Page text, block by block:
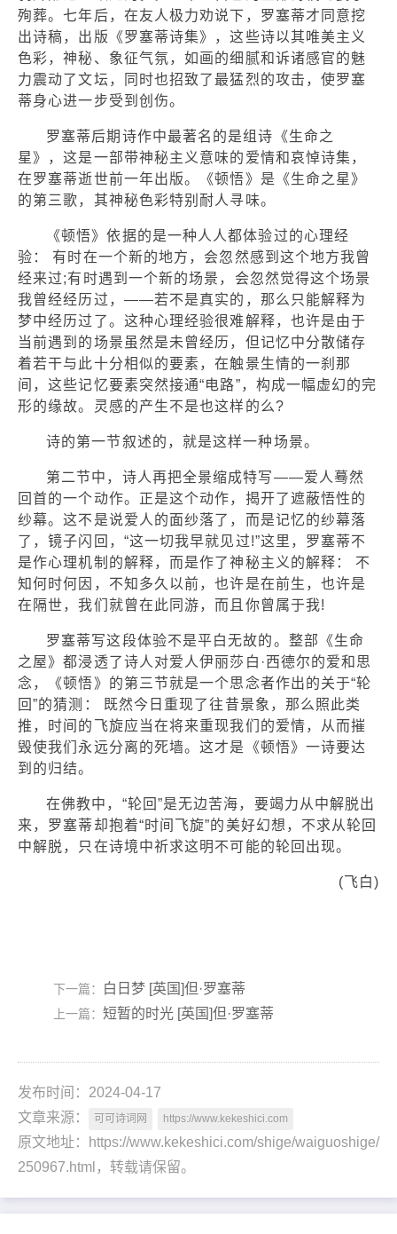
殉葬。七年后，在友人极力劝说下，罗塞蒂才同意挖
出诗稿，出版《罗塞蒂诗集》，这些诗以其唯美主义
色彩，神秘、象征气氛，如画的细腻和诉诸感官的魅
力震动了文坛，同时也招致了最猛烈的攻击，使罗塞
蒂身心进一步受到创伤。
罗塞蒂后期诗作中最著名的是组诗《生命之
星》，这是一部带神秘主义意味的爱情和哀悼诗集，
在罗塞蒂逝世前一年出版。《顿悟》是《生命之星》
的第三歌，其神秘色彩特别耐人寻味。
《顿悟》依据的是一种人人都体验过的心理经
验： 有时在一个新的地方，会忽然感到这个地方我曾
经来过;有时遇到一个新的场景，会忽然觉得这个场景
我曾经经历过，——若不是真实的，那么只能解释为
梦中经历过了。这种心理经验很难解释，也许是由于
当前遇到的场景虽然是未曾经历，但记忆中分散储存
着若干与此十分相似的要素，在触景生情的一刹那
间，这些记忆要素突然接通“电路”，构成一幅虚幻的完
形的缘故。灵感的产生不是也这样的么?
诗的第一节叙述的，就是这样一种场景。
第二节中，诗人再把全景缩成特写——爱人蓦然
回首的一个动作。正是这个动作，揭开了遮蔽悟性的
纱幕。这不是说爱人的面纱落了，而是记忆的纱幕落
了，镜子闪回，“这一切我早就见过!”这里，罗塞蒂不
是作心理机制的解释，而是作了神秘主义的解释： 不
知何时何因，不知多久以前，也许是在前生，也许是
在隔世，我们就曾在此同游，而且你曾属于我!
罗塞蒂写这段体验不是平白无故的。整部《生命
之屋》都浸透了诗人对爱人伊丽莎白·西德尔的爱和思
念，《顿悟》的第三节就是一个思念者作出的关于“轮
回”的猜测： 既然今日重现了往昔景象，那么照此类
推，时间的飞旋应当在将来重现我们的爱情，从而摧
毁使我们永远分离的死墙。这才是《顿悟》一诗要达
到的归结。
在佛教中，“轮回”是无边苦海，要竭力从中解脱出
来，罗塞蒂却抱着“时间飞旋”的美好幻想，不求从轮回
中解脱，只在诗境中祈求这明不可能的轮回出现。
(飞白)
下一篇： 白日梦 [英国]但·罗塞蒂
上一篇： 短暂的时光 [英国]但·罗塞蒂
发布时间：2024-04-17
文章来源：
可可诗词网 https://www.kekeshici.com
原文地址：https://www.kekeshici.com/shige/waiguoshige/
250967.html，转载请保留。